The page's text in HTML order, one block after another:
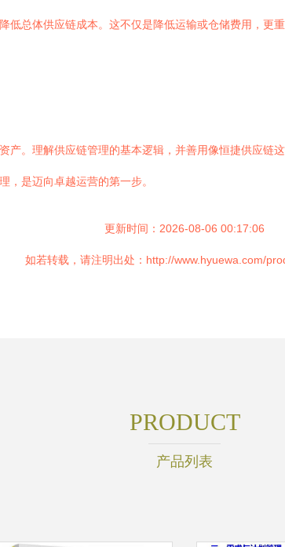
低总体供应链成本。这不仅是降低运输或仓储费用，更
产。理解供应链管理的基本逻辑，并善用像恒捷供应链
，是迈向卓越运营的第一步。
更新时间：2026-08-06 00:17:06
如若转载，请注明出处：http://www.hyuewa.com/
PRODUCT
产品列表